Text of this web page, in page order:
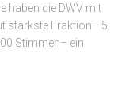
haben die DWV mit
stärkste Fraktion– 5
Stimmen– ein